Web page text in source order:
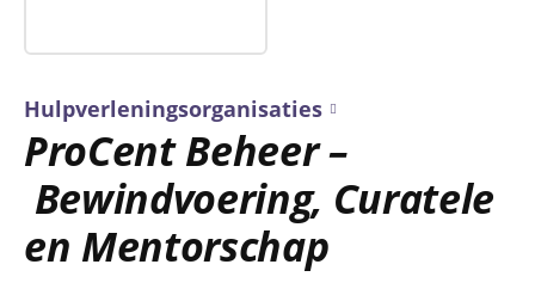
Hulpverleningsorganisaties
ProCent Beheer –
Bewindvoering, Curatele
en Mentorschap